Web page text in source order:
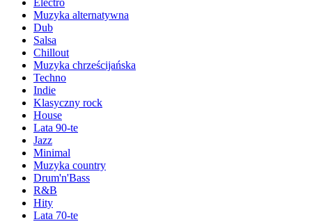
Electro
Muzyka alternatywna
Dub
Salsa
Chillout
Muzyka chrześcijańska
Techno
Indie
Klasyczny rock
House
Lata 90-te
Jazz
Minimal
Muzyka country
Drum'n'Bass
R&B
Hity
Lata 70-te